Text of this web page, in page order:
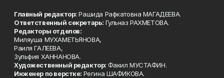
Главный редактор: Рашида Рафкатовна МАГАДЕЕВА.
Ответственный секретарь: Гульназ РАХМЕТОВА.
Редакторы отделов:
Миляуша МУХАМЕТЬЯНОВА,
Раиля ГАЛЕЕВА,
Зульфия ХАННАНОВА.
Художественный редактор: Факил МУСТАФИН.
Инженер по верстке: Регина ШАФИКОВА.